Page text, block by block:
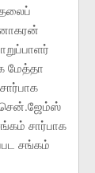
மேத்தா
சார்பாக
சங்கம்